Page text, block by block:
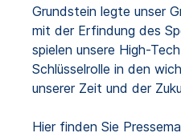
Grundstein legte unser
mit der Erfindung des
spielen unsere High-
Schlüsselrolle in den
unserer Zeit und der
Hier finden Sie